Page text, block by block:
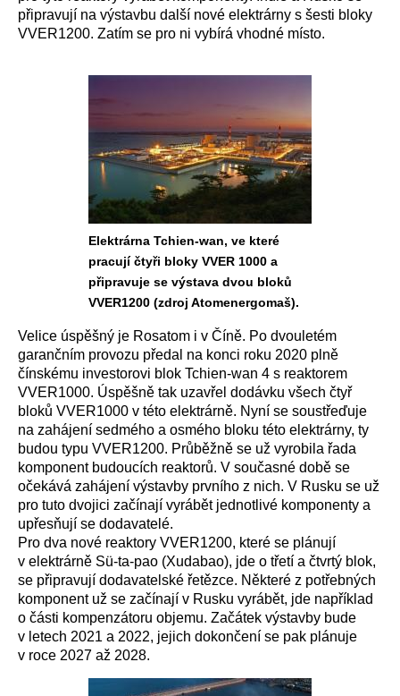
připravují na výstavbu další nové elektrárny s šesti bloky
VVER1200. Zatím se pro ni vybírá vhodné místo.
Elektrárna Tchien-wan, ve které
pracují čtyři bloky VVER 1000 a
připravuje se výstava dvou bloků
VVER1200 (zdroj Atomenergomaš).
Velice úspěšný je Rosatom i v Číně. Po dvouletém
garančním provozu předal na konci roku 2020 plně
čínskému investorovi blok Tchien-wan 4 s reaktorem
VVER1000. Úspěšně tak uzavřel dodávku všech čtyř
bloků VVER1000 v této elektrárně. Nyní se soustřeďuje
na zahájení sedmého a osmého bloku této elektrárny, ty
budou typu VVER1200. Průběžně se už vyrobila řada
komponent budoucích reaktorů. V současné době se
očekává zahájení výstavby prvního z nich. V Rusku se už
pro tuto dvojici začínají vyrábět jednotlivé komponenty a
upřesňují se dodavatelé.
Pro dva nové reaktory VVER1200, které se plánují
v elektrárně Sü-ta-pao (Xudabao), jde o třetí a čtvrtý blok,
se připravují dodavatelské řetězce. Některé z potřebných
komponent už se začínají v Rusku vyrábět, jde například
o části kompenzátoru objemu. Začátek výstavby bude
v letech 2021 a 2022, jejich dokončení se pak plánuje
v roce 2027 až 2028.